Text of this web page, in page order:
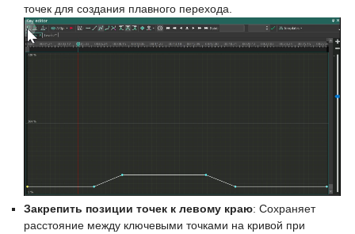
точек для создания плавного перехода.
Закрепить позиции точек к левому краю: Сохраняет
расстояние между ключевыми точками на кривой при